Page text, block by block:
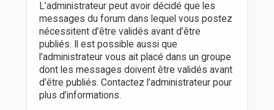
L’administrateur peut avoir décidé que les
messages du forum dans lequel vous postez
nécessitent d’être validés avant d’être
publiés. Il est possible aussi que
l’administrateur vous ait placé dans un groupe
dont les messages doivent être validés avant
d’être publiés. Contactez l’administrateur pour
plus d’informations.